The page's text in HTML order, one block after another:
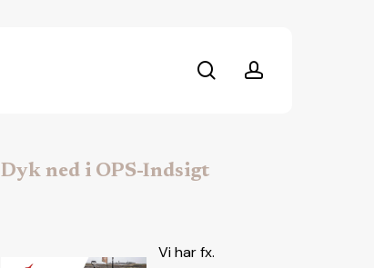
searchaccount
Dyk ned i OPS-Indsigt
Vi har fx.